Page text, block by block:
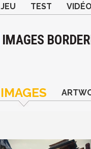
JEU TEST
IMAGES
IMAGES